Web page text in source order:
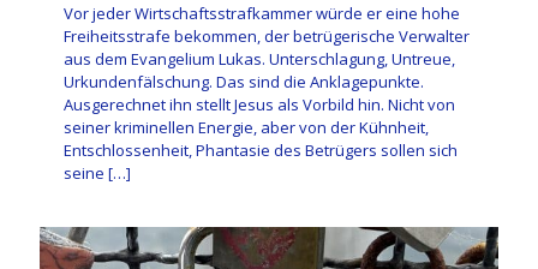
Vor jeder Wirtschaftsstrafkammer würde er eine hohe
Freiheitsstrafe bekommen, der betrügerische Verwalter
aus dem Evangelium Lukas. Unterschlagung, Untreue,
Urkundenfälschung. Das sind die Anklagepunkte.
Ausgerechnet ihn stellt Jesus als Vorbild hin. Nicht von
seiner kriminellen Energie, aber von der Kühnheit,
Entschlossenheit, Phantasie des Betrügers sollen sich
seine […]